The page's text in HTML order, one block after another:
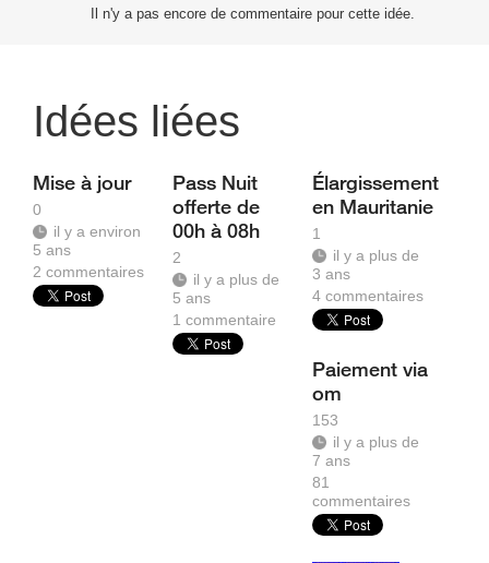
Il n'y a pas encore de commentaire pour cette idée.
Idées liées
Mise à jour
0
il y a environ
5 ans
2 commentaires
Pass Nuit
offerte de
00h à 08h
2
il y a plus de
5 ans
1commentaire
Élargissement
en Mauritanie
1
il y a plus de
3 ans
4commentaires
Paiement via
om
153
il y a plus de
7 ans
81
commentaires